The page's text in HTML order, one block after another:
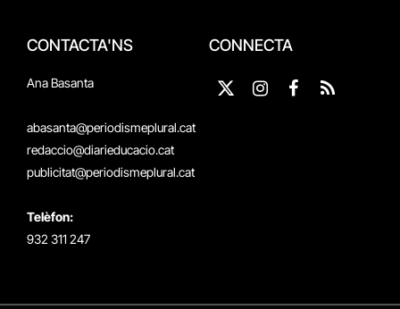
CONTACTA'NS
Ana Basanta
abasanta@periodismeplural.cat
redaccio@diarieducacio.cat
publicitat@periodismeplural.cat
Telèfon:
932 311 247
CONNECTA
X
Instagram
Facebook
RSS